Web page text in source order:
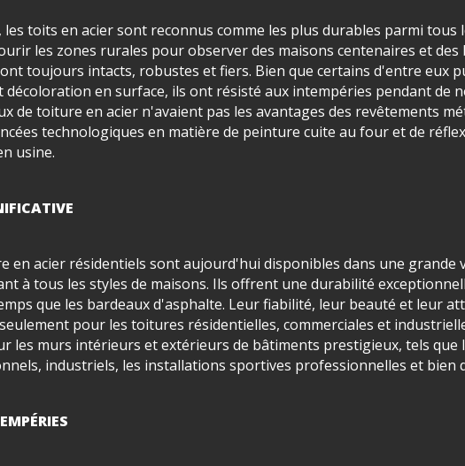
les toits en acier sont reconnus comme les plus durables parmi tous
les zones rurales pour observer des maisons centenaires et des
toujours intacts, robustes et fiers. Bien que certains d'entre eux
en surface, ils ont résisté aux intempéries pendant de
de toiture en acier n'avaient pas les avantages des revêtements
technologiques en matière de peinture cuite au four et de
usine.
en acier résidentiels sont aujourd'hui disponibles dans une grande
à tous les styles de maisons. Ils offrent une durabilité
que les bardeaux d'asphalte. Leur fiabilité, leur beauté et leur
pour les toitures résidentielles, commerciales et
les murs intérieurs et extérieurs de bâtiments prestigieux, tels que
industriels, les installations sportives professionnelles et bien